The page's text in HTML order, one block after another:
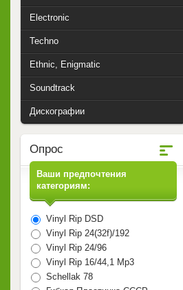
Electronic
Techno
Ethnic, Enigmatic
Soundtrack
Дискографии
Опрос
Ваши предпочтения
категориям:
Vinyl Rip DSD
Vinyl Rip 24(32f)/192
Vinyl Rip 24/96
Vinyl Rip 16/44,1 Mp3
Schellak 78